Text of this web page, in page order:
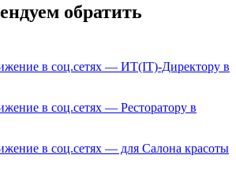
обратить
в соц.сетях — ИТ(IT)-Директору в
в соц.сетях — Ресторатору в
в соц.сетях — для Салона красоты